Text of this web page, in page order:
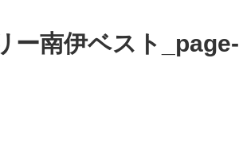
ー南伊ベスト